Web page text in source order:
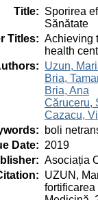
Title: Sporirea
Sănătate
Titles: Achieving
health
: Uzun,
Bria,
Bria, Ana
Căruceru,
Cazacu,
:
boli
Date: 2019
: Asociația
: UZUN,